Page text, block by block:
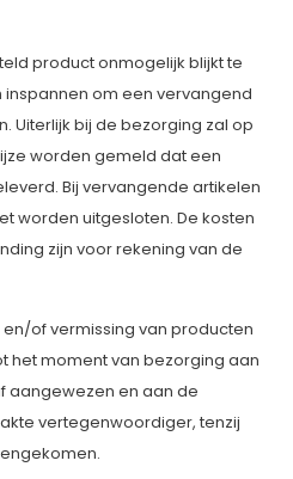
product onmogelijk blijkt te
inspannen om een vervangend
Uiterlijk bij de bezorging zal op
worden gemeld dat een
Bij vervangende artikelen
worden uitgesloten. De kosten
zijn voor rekening van de
of vermissing van producten
het moment van bezorging aan
aangewezen en aan de
vertegenwoordiger, tenzij